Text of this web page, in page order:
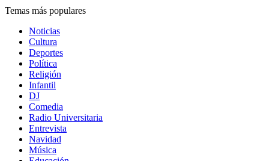
Temas más populares
Noticias
Cultura
Deportes
Política
Religión
Infantil
DJ
Comedia
Radio Universitaria
Entrevista
Navidad
Música